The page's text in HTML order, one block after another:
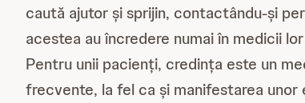
caută ajutor și sprijin, contactându-și
acestea au încredere numai în medicii
Pentru unii pacienți, credința este un
frecvente, la fel ca și manifestarea